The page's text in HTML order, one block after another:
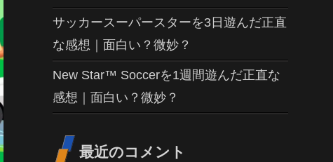
サッカースーパースターを3日遊んだ正直
な感想｜面白い？微妙？
New Star™ Soccerを1週間遊んだ正直な
感想｜面白い？微妙？
最近のコメント